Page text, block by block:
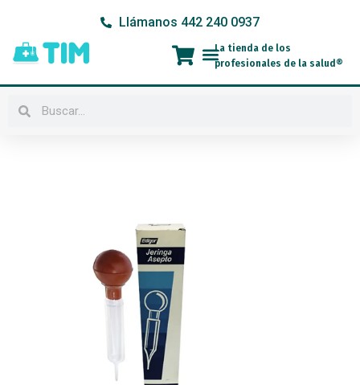
contenido
Llámanos 442 240 0937
Menú
La tienda de los
profesionales de la salud®
Buscar